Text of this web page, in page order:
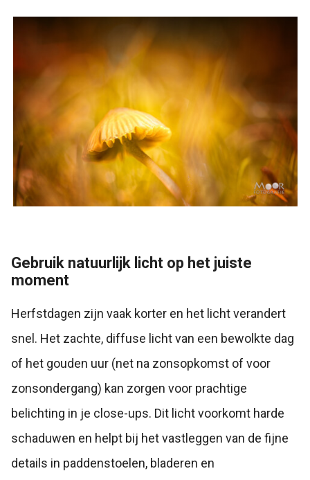
Gebruik natuurlijk licht op het juiste
moment
Herfstdagen zijn vaak korter en het licht verandert
snel. Het zachte, diffuse licht van een bewolkte dag
of het gouden uur (net na zonsopkomst of voor
zonsondergang) kan zorgen voor prachtige
belichting in je close-ups. Dit licht voorkomt harde
schaduwen en helpt bij het vastleggen van de fijne
details in paddenstoelen, bladeren en